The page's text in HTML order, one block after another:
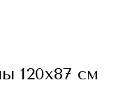
120х87 см